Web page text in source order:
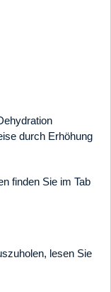
durch Erhöhung
finden Sie im Tab
lesen Sie